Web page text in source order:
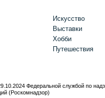
Искусство
Выставки
Хобби
Путешествия
Федеральной службой по
(Роскомнадзор)